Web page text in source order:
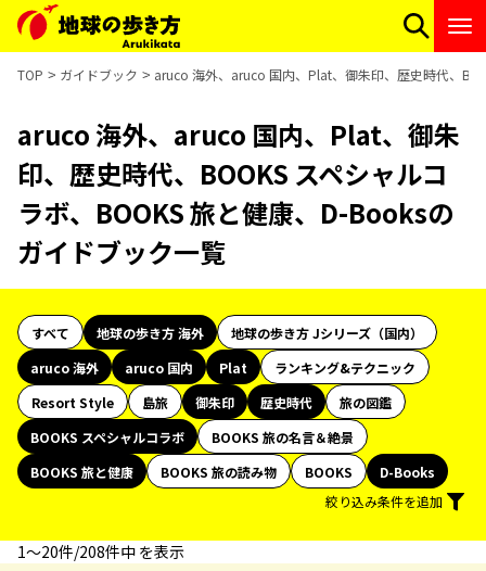
TOP ガイドブック aruco 海外、aruco 国内、Plat、御朱印、歴史時代、
aruco 海外、aruco 国内、Plat、御朱
印、歴史時代、BOOKS スペシャルコ
ラボ、BOOKS 旅と健康、D-Booksの
ガイドブック一覧
すべて 地球の歩き方 海外
地球の歩き方 Jシリーズ（国内）
aruco 海外
aruco 国内 Plat
ランキング&テクニック
Resort Style
島旅 御朱印 歴史時代
旅の図鑑
BOOKS スペシャルコラボ
BOOKS 旅の名言＆絶景
BOOKS 旅と健康
BOOKS 旅の読み物 BOOKS
D-Books
絞り込み条件を追加
1〜20件/208件中 を表示